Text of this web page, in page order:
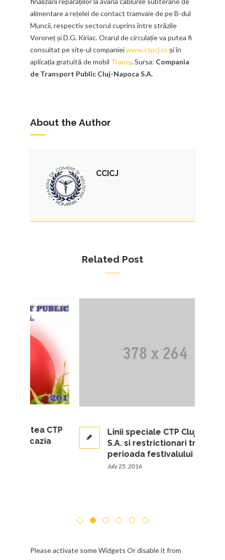
alimentare a rețelei de contact tramvaie de pe B-dul
Muncii, respectiv sectorul cuprins între străzile
Voroneț și D.G. Kiriac. Orarul de circulație va putea fi
consultat pe site-ul companieiwww.ctpcj.ro și în
aplicația gratuită de mobil Tranzy. Sursa: Compania
de Transport Public Cluj-Napoca S.A.
About the Author
CCICJ
Related Post
CTP
Linii speciale CTP Cluj-Napoca
S.A. si restrictionari trafic in
perioada festivalului UNTOLD
July 25, 2016
Please activate some Widgets Or disable it from